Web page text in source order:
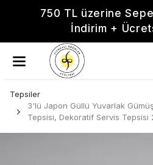
750 TL üzerine
İndirim +
Tepsiler
3'lü Japon Güllü Yuvarlak
Tepsisi, Dekoratif Servis Tepsisi